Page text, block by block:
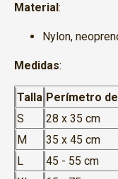
Material :
Nylon,
Medidas:
Talla Perímetro
S
28 x 35 cm
M
35 x 45 cm
L
45 - 55 cm